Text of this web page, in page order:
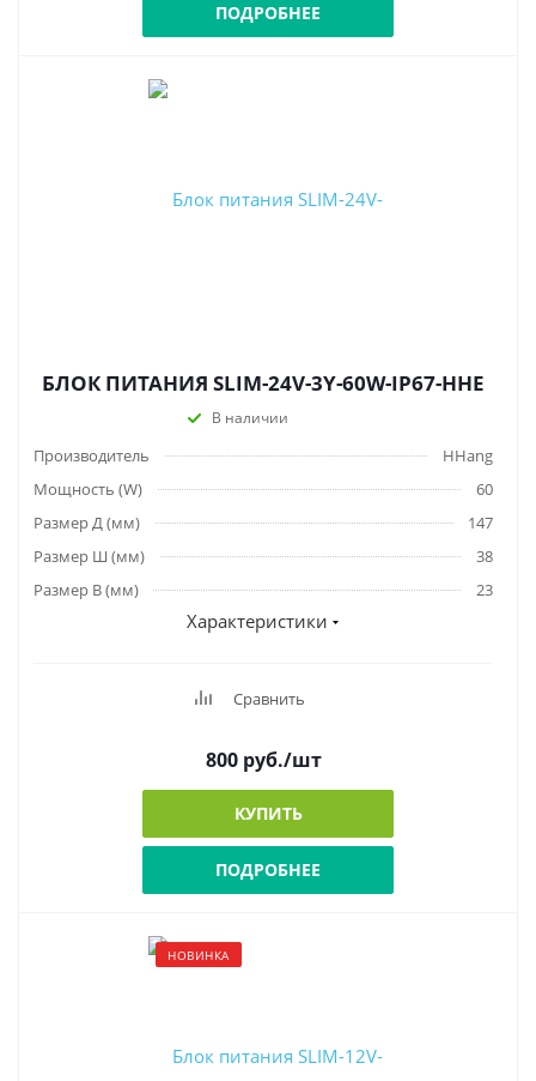
ПОДРОБНЕЕ
БЛОК ПИТАНИЯ SLIM-24V-3Y-60W-IP67-HHE
В наличии
Производитель
HHang
Мощность (W)
60
Размер Д (мм)
147
Размер Ш (мм)
38
Размер В (мм)
23
Характеристики
Сравнить
800 руб./шт
КУПИТЬ
ПОДРОБНЕЕ
НОВИНКА